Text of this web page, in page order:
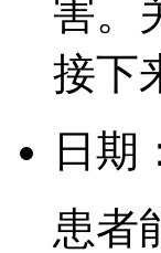
害。
接下
日期
患者